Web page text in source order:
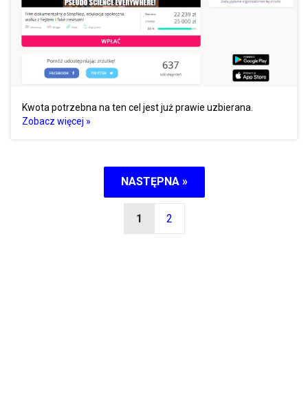
Kwota potrzebna na ten cel jest już prawie uzbierana.
Zobacz więcej »
NASTĘPNA »
1 2